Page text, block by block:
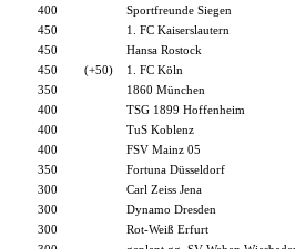
400 Sportfreunde Siegen
450 1. FC Kaiserslautern
450 Hansa Rostock
450 (+50) 1. FC Köln
350 1860 München
400 TSG 1899 Hoffenheim
400 TuS Koblenz
400 FSV Mainz 05
350 Fortuna Düsseldorf
300 Carl Zeiss Jena
300 Dynamo Dresden
300 Rot-Weiß Erfurt